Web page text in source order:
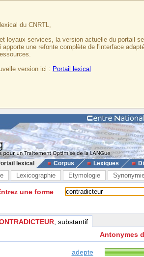
du CNRTL,
loyaux services, la version actuelle du portail
apporte une refonte complète de l'interface
version ici : Portail lexical
lexical Corpus Lexiques
Lexicographie Etymologie
une forme
, substantif
Antonymes
adepte